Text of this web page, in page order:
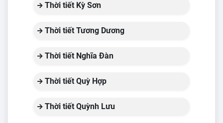
Thời tiết Kỳ Sơn
Thời tiết Tương Dương
Thời tiết Nghĩa Đàn
Thời tiết Quỳ Hợp
Thời tiết Quỳnh Lưu